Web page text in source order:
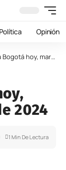
Política Opinión
martes 30 de enero de 2024
2024
1 Min De Lectura